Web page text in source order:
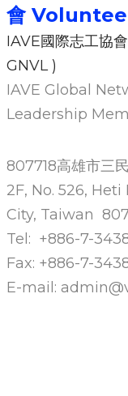
會
IAVE國際志工協
GNVL )
IAVE Global
Leadership
807718高雄市三
2F, No. 526,
City, Taiwan
Tel: +886-7-
Fax: +886-7-
E-mail: